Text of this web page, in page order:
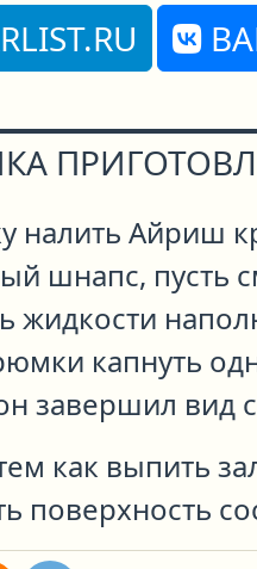
налить Айриш
шнапс, пусть
жидкости
капнуть
завершил вид
как выпить
поверхность